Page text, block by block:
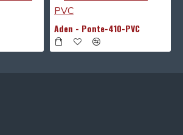
Aden - Ponte-410-PVC